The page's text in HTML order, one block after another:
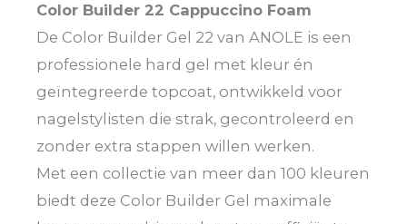
Color Builder 22 Cappuccino Foam
De Color Builder Gel 22 van ANOLE is een
professionele hard gel met kleur én
geïntegreerde topcoat, ontwikkeld voor
nagelstylisten die strak, gecontroleerd en
zonder extra stappen willen werken.
Met een collectie van meer dan 100 kleuren
biedt deze Color Builder Gel maximale